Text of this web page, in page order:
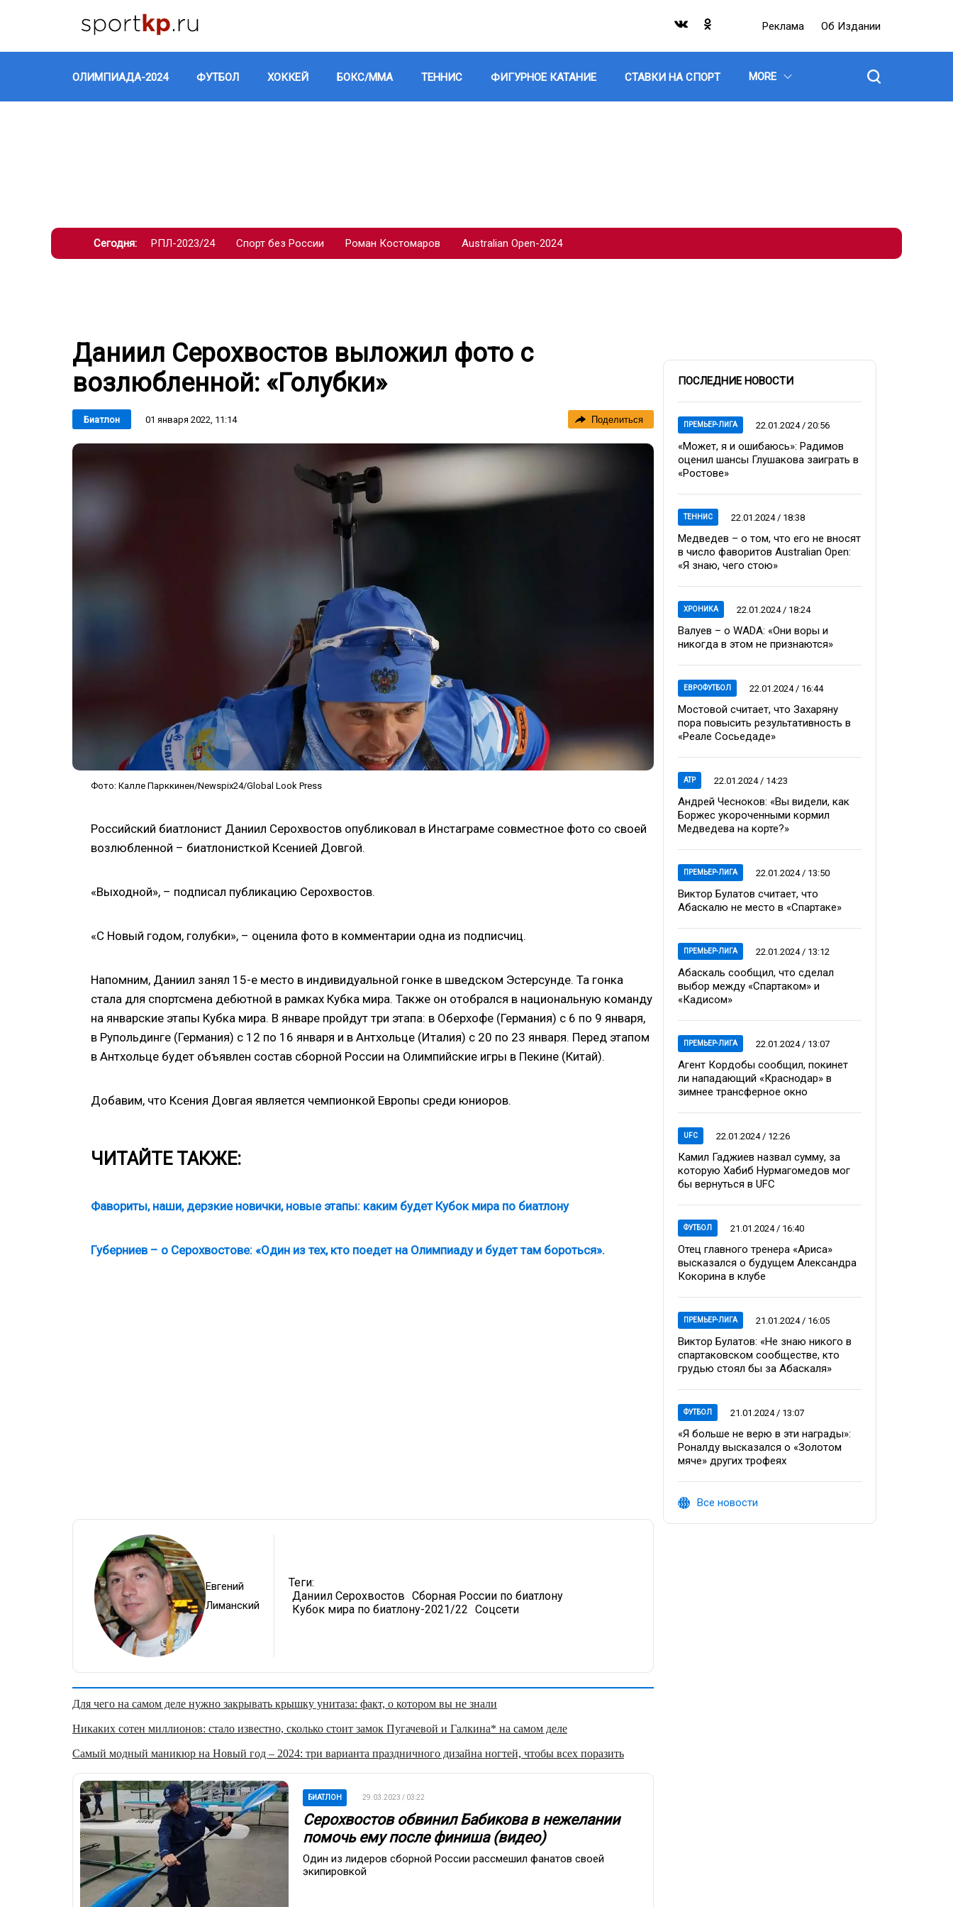
Реклама Об Издании
ОЛИМПИАДА-2024 ФУТБОЛ ХОККЕЙ БОКС/ММА ТЕННИС ФИГУРНОЕ КАТАНИЕ СТАВКИ НА СПОРТ MORE
Сегодня: РПЛ-2023/24 Спорт без России Роман Костомаров Australian Open-2024
Даниил Серохвостов выложил фото с
возлюбленной: «Голубки»
Биатлон 01 января 2022, 11:14 Поделиться
Фото: Калле Парккинен/Newspix24/Global Look Press
Российский биатлонист Даниил Серохвостов опубликовал в Инстаграме совместное фото со своей
возлюбленной – биатлонисткой Ксенией Довгой.
«Выходной», – подписал публикацию Серохвостов.
«С Новый годом, голубки», – оценила фото в комментарии одна из подписчиц.
Напомним, Даниил занял 15-е место в индивидуальной гонке в шведском Эстерсунде. Та гонка
стала для спортсмена дебютной в рамках Кубка мира. Также он отобрался в национальную команду
на январские этапы Кубка мира. В январе пройдут три этапа: в Оберхофе (Германия) с 6 по 9 января,
в Рупольдинге (Германия) с 12 по 16 января и в Антхольце (Италия) с 20 по 23 января. Перед этапом
в Антхольце будет объявлен состав сборной России на Олимпийские игры в Пекине (Китай).
Добавим, что Ксения Довгая является чемпионкой Европы среди юниоров.
ЧИТАЙТЕ ТАКЖЕ:
Фавориты, наши, дерзкие новички, новые этапы: каким будет Кубок мира по биатлону
Губерниев – о Серохвостове: «Один из тех, кто поедет на Олимпиаду и будет там бороться».
Евгений
Лиманский
Теги:
Даниил Серохвостов Сборная России по биатлону
Кубок мира по биатлону-2021/22 Соцсети
Для чего на самом деле нужно закрывать крышку унитаза: факт, о котором вы не знали
Никаких сотен миллионов: стало известно, сколько стоит замок Пугачевой и Галкина* на самом деле
Самый модный маникюр на Новый год – 2024: три варианта праздничного дизайна ногтей, чтобы всех поразить
БИАТЛОН 29.03.2023 / 03:22
Серохвостов обвинил Бабикова в нежелании
помочь ему после финиша (видео)
Один из лидеров сборной России рассмешил фанатов своей
экипировкой
ПОСЛЕДНИЕ НОВОСТИ
ПРЕМЬЕР-ЛИГА 22.01.2024 / 20:56
«Может, я и ошибаюсь»: Радимов
оценил шансы Глушакова заиграть в
«Ростове»
ТЕННИС 22.01.2024 / 18:38
Медведев – о том, что его не вносят
в число фаворитов Australian Open:
«Я знаю, чего стою»
ХРОНИКА 22.01.2024 / 18:24
Валуев – о WADA: «Они воры и
никогда в этом не признаются»
ЕВРОФУТБОЛ 22.01.2024 / 16:44
Мостовой считает, что Захаряну
пора повысить результативность в
«Реале Сосьедаде»
ATP 22.01.2024 / 14:23
Андрей Чесноков: «Вы видели, как
Боржес укороченными кормил
Медведева на корте?»
ПРЕМЬЕР-ЛИГА 22.01.2024 / 13:50
Виктор Булатов считает, что
Абаскалю не место в «Спартаке»
ПРЕМЬЕР-ЛИГА 22.01.2024 / 13:12
Абаскаль сообщил, что сделал
выбор между «Спартаком» и
«Кадисом»
ПРЕМЬЕР-ЛИГА 22.01.2024 / 13:07
Агент Кордобы сообщил, покинет
ли нападающий «Краснодар» в
зимнее трансферное окно
UFC 22.01.2024 / 12:26
Камил Гаджиев назвал сумму, за
которую Хабиб Нурмагомедов мог
бы вернуться в UFC
ФУТБОЛ 21.01.2024 / 16:40
Отец главного тренера «Ариса»
высказался о будущем Александра
Кокорина в клубе
ПРЕМЬЕР-ЛИГА 21.01.2024 / 16:05
Виктор Булатов: «Не знаю никого в
спартаковском сообществе, кто
грудью стоял бы за Абаскаля»
ФУТБОЛ 21.01.2024 / 13:07
«Я больше не верю в эти награды»:
Роналду высказался о «Золотом
мяче» других трофеях
Все новости